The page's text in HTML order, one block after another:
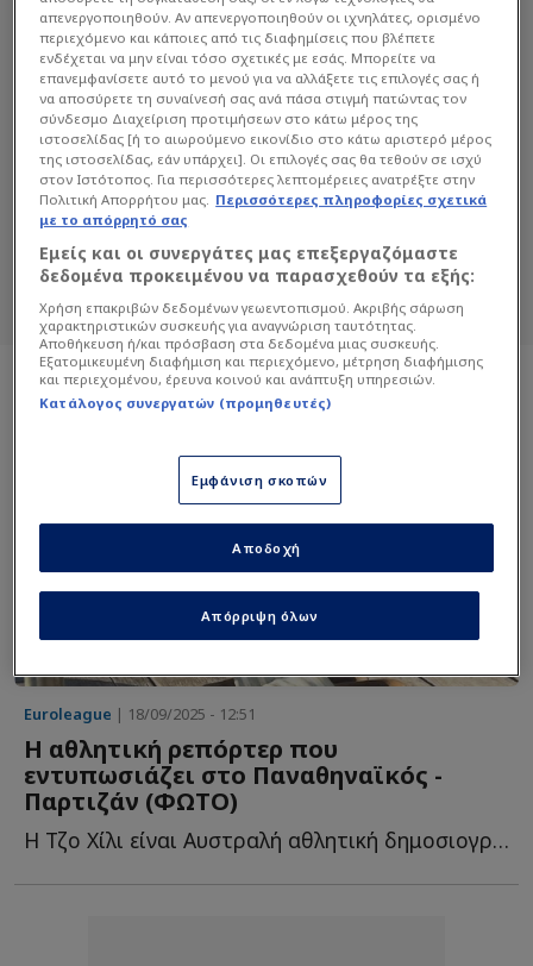
ΤΖΟ ΧΊΛΙ
Διαβάστε όλα τα άρθρα του Sportdog
σχετικά με το θέμα Τζο Χίλι.
Sportdog: Πιστό στον φίλαθλο.
Euroleague | 18/09/2025 - 12:51
Η αθλητική ρεπόρτερ που
εντυπωσιάζει στο Παναθηναϊκός -
Παρτιζάν (ΦΩΤΟ)
Η Τζο Χίλι είναι Αυστραλή αθλητική δημοσιογράφος, παρουσιάστρια κ...
απενεργοποιηθούν. Αν απενεργοποιηθούν οι ιχνηλάτες, ορισμένο
περιεχόμενο και κάποιες από τις διαφημίσεις που βλέπετε
ενδέχεται να μην είναι τόσο σχετικές με εσάς. Μπορείτε να
επανεμφανίσετε αυτό το μενού για να αλλάξετε τις επιλογές σας ή
να αποσύρετε τη συναίνεσή σας ανά πάσα στιγμή πατώντας τον
σύνδεσμο Διαχείριση προτιμήσεων στο κάτω μέρος της
ιστοσελίδας [ή το αιωρούμενο εικονίδιο στο κάτω αριστερό μέρος
της ιστοσελίδας, εάν υπάρχει]. Οι επιλογές σας θα τεθούν σε ισχύ
στον Ιστότοπος. Για περισσότερες λεπτομέρειες ανατρέξτε στην
Πολιτική Απορρήτου μας. Περισσότερες πληροφορίες σχετικά
με το απόρρητό σας
Εμείς και οι συνεργάτες μας επεξεργαζόμαστε
δεδομένα προκειμένου να παρασχεθούν τα εξής:
Χρήση επακριβών δεδομένων γεωεντοπισμού. Ακριβής σάρωση
χαρακτηριστικών συσκευής για αναγνώριση ταυτότητας.
Αποθήκευση ή/και πρόσβαση στα δεδομένα μιας συσκευής.
Εξατομικευμένη διαφήμιση και περιεχόμενο, μέτρηση διαφήμισης
και περιεχομένου, έρευνα κοινού και ανάπτυξη υπηρεσιών.
Κατάλογος συνεργατών (προμηθευτές)
Εμφάνιση σκοπών
Απόρριψη όλων
Αποδοχή